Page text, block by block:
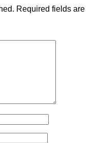
Required fields are